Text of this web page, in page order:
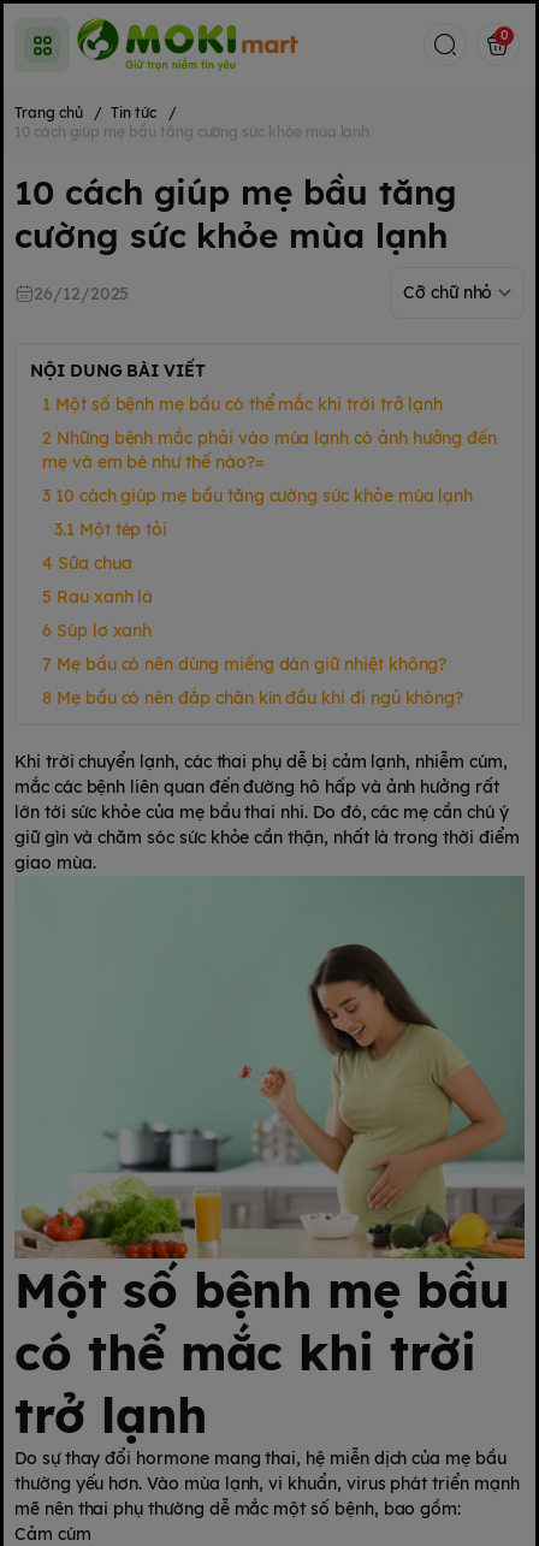
0
Trang chủ / Tin tức
/
10 cách giúp mẹ bầu tăng cường sức khỏe mùa lạnh
10 cách giúp mẹ bầu tăng
cường sức khỏe mùa lạnh
26/12/2025
NỘI DUNG BÀI VIẾT
Một số bệnh mẹ bầu có thể mắc khi trời trở lạnh
Những bệnh mắc phải vào mùa lạnh có ảnh hưởng đến
mẹ và em bé như thế nào?=
10 cách giúp mẹ bầu tăng cường sức khỏe mùa lạnh
Một tép tỏi
Sữa chua
Rau xanh lá
Súp lơ xanh
Mẹ bầu có nên dùng miếng dán giữ nhiệt không?
Mẹ bầu có nên đắp chăn kín đầu khi đi ngủ không?
Khi trời chuyển lạnh, các thai phụ dễ bị cảm lạnh, nhiễm cúm,
mắc các bệnh liên quan đến đường hô hấp và ảnh hưởng rất
lớn tới sức khỏe của mẹ bầu thai nhi. Do đó, các mẹ cần chú ý
giữ gìn và chăm sóc sức khỏe cần thận, nhất là trong thời điểm
giao mùa.
Một số bệnh mẹ bầu
có thể mắc khi trời
trở lạnh
Do sự thay đổi hormone mang thai, hệ miễn dịch của mẹ bầu
thường yếu hơn. Vào mùa lạnh, vi khuẩn, virus phát triển mạnh
mẽ nên thai phụ thường dễ mắc một số bệnh, bao gồm:
Cảm cúm